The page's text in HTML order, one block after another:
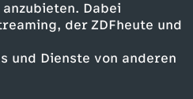
Dabei
der ZDFheute und
und Dienste von anderen